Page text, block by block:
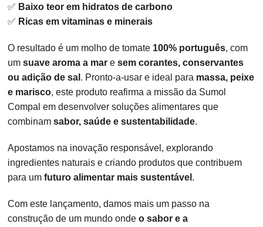
✅ Baixo teor em hidratos de carbono
✅ Ricas em vitaminas e minerais
O resultado é um molho de tomate 100% português, com
umsuave aroma a mar esem corantes, conservantes
ou adição de sal . Pronto-a-usar e ideal para massa, peixe
e marisco, este produto reafirma a missão da Sumol
Compal em desenvolver soluções alimentares que
combinamsabor, saúde e sustentabilidade.
Apostamos na inovação responsável, explorando
ingredientes naturais e criando produtos que contribuem
para umfuturo alimentar mais sustentável .
Com este lançamento, damos mais um passo na
construção de um mundo ondeo sabor e a